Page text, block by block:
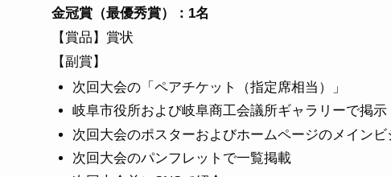
金冠賞（最優秀賞）：1名
【賞品】賞状
【副賞】
次回大会の「ペアチケット（指定席相当）」
岐阜市役所および岐阜商工会議所ギャラリーで掲示
次回大会のポスターおよびホームページのメインビ
次回大会のパンフレットで一覧掲載